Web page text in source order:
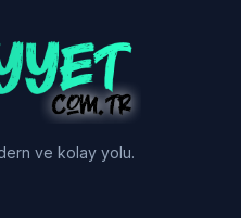
ve kolay yolu.